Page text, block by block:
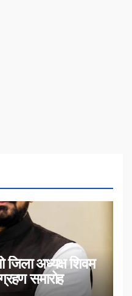
जिला अध्यक्ष शिवम
समारोह